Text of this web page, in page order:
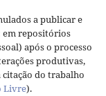
a publicar e
repositórios
após o processo
produtivas,
do trabalho
Livre).